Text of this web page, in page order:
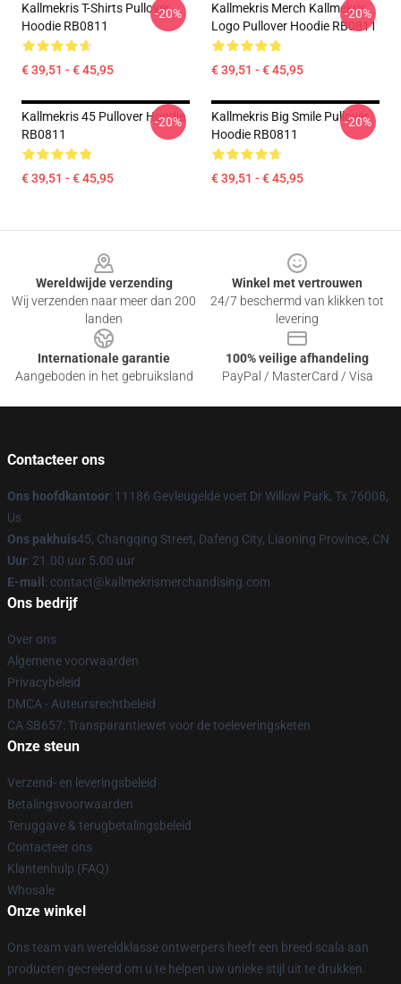
Kallmekris T-Shirts Pullover
Hoodie RB0811
€ 39,51 - € 45,95
-20%
Kallmekris Merch Kallmekris
Logo Pullover Hoodie RB0811
€ 39,51 - € 45,95
-20%
Kallmekris 45 Pullover Hoodie
RB0811
€ 39,51 - € 45,95
-20%
Kallmekris Big Smile Pullover
Hoodie RB0811
€ 39,51 - € 45,95
-20%
Wereldwijde verzending
Wij verzenden naar meer dan 200
landen
Winkel met vertrouwen
24/7 beschermd van klikken tot
levering
Internationale garantie
Aangeboden in het gebruiksland
100% veilige afhandeling
PayPal / MasterCard / Visa
Contacteer ons
Ons hoofdkantoor: 11186 Gevleugelde voet Dr Willow Park, Tx 76008,
Us
Ons pakhuis45, Changqing Street, Dafeng City, Liaoning Province, CN
Uur: 21.00 uur 5.00 uur
E-mail : contact@kallmekrismerchandising.com
Ons bedrijf
Over ons
Algemene voorwaarden
Privacybeleid
DMCA - Auteursrechtbeleid
CA SB657: Transparantiewet voor de toeleveringsketen
Onze steun
Verzend- en leveringsbeleid
Betalingsvoorwaarden
Teruggave & terugbetalingsbeleid
Contacteer ons
Klantenhulp (FAQ)
Whosale
Onze winkel
Ons team van wereldklasse ontwerpers heeft een breed scala aan
producten gecreëerd om u te helpen uw unieke stijl uit te drukken.